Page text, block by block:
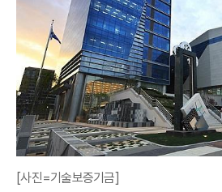
[사진=기술보증기금]